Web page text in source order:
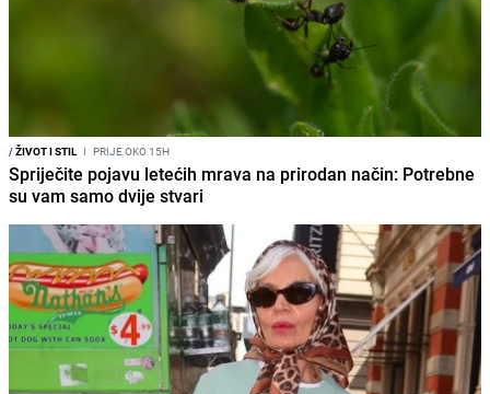
/ŽIVOT I STIL I PRIJE OKO 15H
Spriječite pojavu letećih mrava na prirodan način: Potrebne
su vam samo dvije stvari